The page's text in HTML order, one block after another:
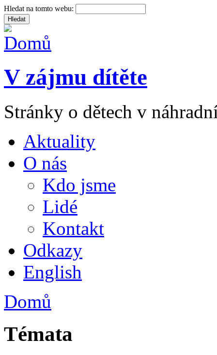
Hledat na tomto webu:
V zájmu dítěte
Stránky o dětech v
Aktuality
O nás
Kdo jsme
Lidé
Kontakt
Odkazy
English
Domů
Témata